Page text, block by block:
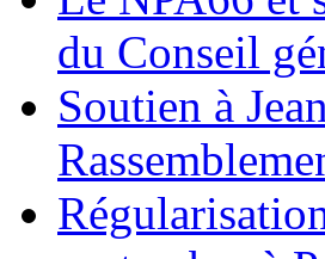
du Conseil
Soutien à